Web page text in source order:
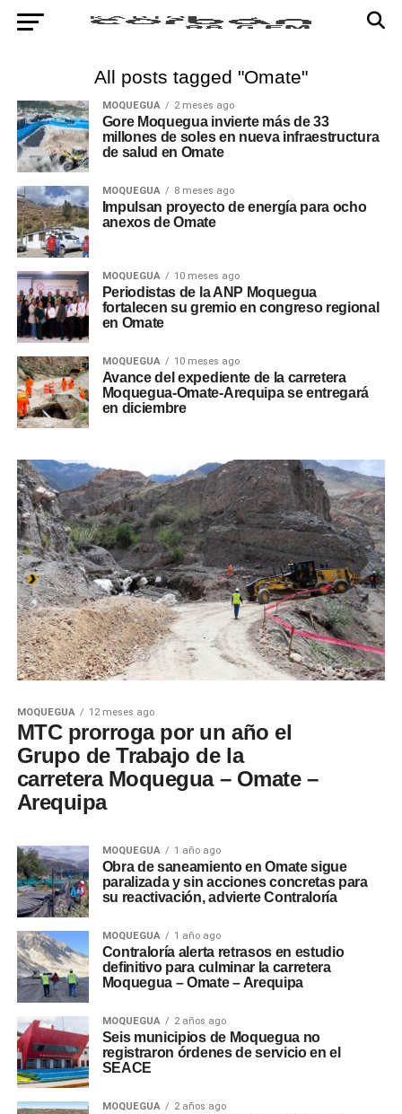
All posts tagged "Omate"
MOQUEGUA 2 meses ago
Gore Moquegua invierte más de 33
millones de soles en nueva infraestructura
de salud en Omate
MOQUEGUA 8 meses ago
Impulsan proyecto de energía para ocho
anexos de Omate
MOQUEGUA 10 meses ago
Periodistas de la ANP Moquegua
fortalecen su gremio en congreso regional
en Omate
MOQUEGUA 10 meses ago
Avance del expediente de la carretera
Moquegua-Omate-Arequipa se entregará
en diciembre
MOQUEGUA 12 meses ago
MTC prorroga por un año el
Grupo de Trabajo de la
carretera Moquegua – Omate –
Arequipa
MOQUEGUA 1 año ago
Obra de saneamiento en Omate sigue
paralizada y sin acciones concretas para
su reactivación, advierte Contraloría
MOQUEGUA 1 año ago
Contraloría alerta retrasos en estudio
definitivo para culminar la carretera
Moquegua – Omate – Arequipa
MOQUEGUA 2 años ago
Seis municipios de Moquegua no
registraron órdenes de servicio en el
SEACE
MOQUEGUA 2 años ago